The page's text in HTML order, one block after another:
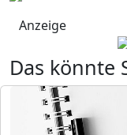
Anzeige
Das könnte